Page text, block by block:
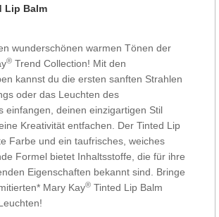
Lip Balm
wunderschönen warmen Tönen der
® Trend Collection! Mit den
kannst du die ersten sanften Strahlen
oder das Leuchten des
einfangen, deinen einzigartigen Stil
Kreativität entfachen. Der Tinted Lip
Farbe und ein taufrisches, weiches
Formel bietet Inhaltsstoffe, die für ihre
Eigenschaften bekannt sind. Bringe
Mary Kay® Tinted Lip Balm